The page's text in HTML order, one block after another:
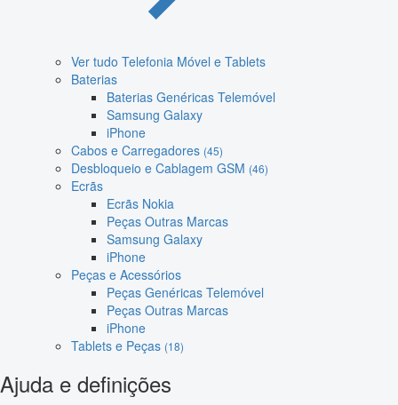
Ver tudo Telefonia Móvel e Tablets
Baterias
Baterias Genéricas Telemóvel
Samsung Galaxy
iPhone
Cabos e Carregadores (45)
Desbloqueio e Cablagem GSM (46)
Ecrãs
Ecrãs Nokia
Peças Outras Marcas
Samsung Galaxy
iPhone
Peças e Acessórios
Peças Genéricas Telemóvel
Peças Outras Marcas
iPhone
Tablets e Peças (18)
Ajuda e definições